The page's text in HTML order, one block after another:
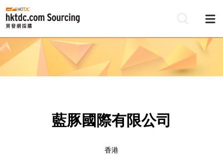
藍豚國際有限公司
香港